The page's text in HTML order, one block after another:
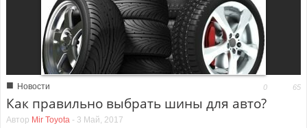
■ Новости 0 65
Как правильно выбрать шины для авто?
Автор Mir Toyota - 3 Май, 2017